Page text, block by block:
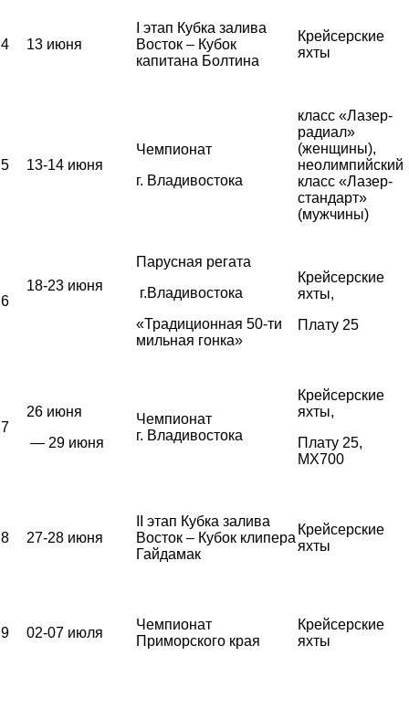
4 13 июня
I этап Кубка залива
Восток – Кубок
капитана Болтина
Крейсерские
яхты
5 13-14 июня
Чемпионат
г. Владивостока
класс «Лазер-
радиал»
(женщины),
неолимпийский
класс «Лазер-
стандарт»
(мужчины)
6
18-23 июня
Парусная регата
г.Владивостока
«Традиционная 50-ти
мильная гонка»
Крейсерские
яхты,
Плату 25
7
26 июня
— 29 июня
Чемпионат
г. Владивостока
Крейсерские
яхты,
Плату 25,
MX700
8 27-28 июня
II этап Кубка залива
Восток – Кубок клипера
Гайдамак
Крейсерские
яхты
9 02-07 июля
Чемпионат
Приморского края
Крейсерские
яхты